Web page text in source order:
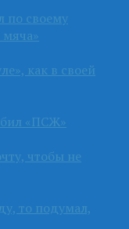
по своему
как в своей
«ПСЖ»
чтобы не
то подумал,